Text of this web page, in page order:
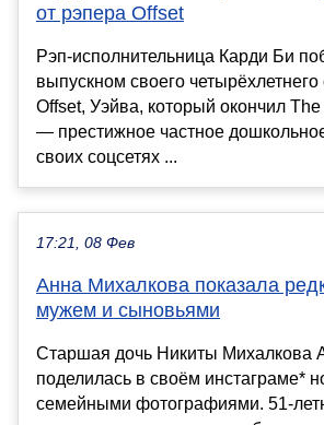
от рэпера Offset
Рэп-исполнительница Карди Би
выпускном своего
Offset, Уэйва, который окончил
— престижное частное
своих соцсетях ...
17:21, 08 Фев
Анна Михалкова показала
мужем и сыновьями
Старшая дочь Никиты Михалкова
поделилась в своём инстаграме*
семейными фотографиями. 51-